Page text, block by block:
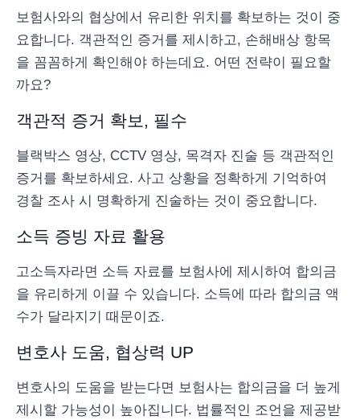
보험사와의 협상에서 유리한 위치를 확보하는 것이 중
요합니다. 객관적인 증거를 제시하고, 손해배상 항목
을 꼼꼼하게 확인해야 하는데요. 어떤 전략이 필요할
까요?
객관적 증거 확보, 필수
블랙박스 영상, CCTV 영상, 목격자 진술 등 객관적인
증거를 확보하세요. 사고 상황을 정확하게 기억하여
경찰 조사 시 명확하게 진술하는 것이 중요합니다.
소득 증빙 자료 활용
고소득자라면 소득 자료를 보험사에 제시하여 합의금
을 유리하게 이끌 수 있습니다. 소득에 따라 합의금 액
수가 달라지기 때문이죠.
변호사 도움, 협상력 UP
변호사의 도움을 받는다면 보험사는 합의금을 더 높게
제시할 가능성이 높아집니다. 법률적인 조언을 제공받